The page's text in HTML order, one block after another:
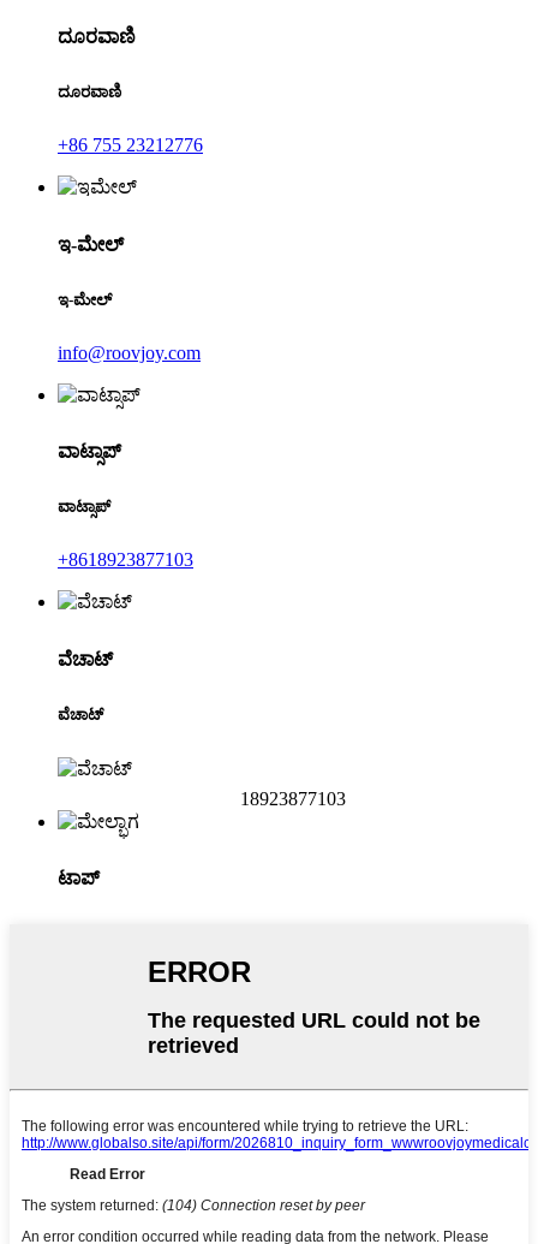
ದೂರವಾಣಿ
ದೂರವಾಣಿ
+86 755 23212776
ಇ-ಮೇಲ್
ಇ-ಮೇಲ್
info@roovjoy.com
ವಾಟ್ಸಾಪ್
ವಾಟ್ಸಾಪ್
+8618923877103
ವೆಚಾಟ್
ವೆಚಾಟ್
18923877103
ಟಾಪ್